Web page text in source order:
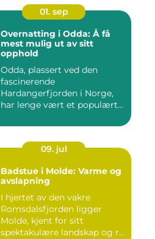
01. sep
Overnatting i Odda: Å få
mest mulig ut av sitt
opphold
Odda, plassert ved den
fascinerende
Hardangerfjorden i Norge,
har lenge vært et populært...
09. jul
Badstue i Molde: Varme og
avslapning
I hjertet av den vakre
Romsdalsfjorden ligger
Molde, kjent for sitt
spektakulære landskap og r...